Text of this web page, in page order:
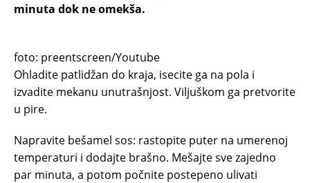
minuta dok ne omekša.
foto: preentscreen/Youtube
Ohladite patlidžan do kraja, isecite ga na pola i
izvadite mekanu unutrašnjost. Viljuškom ga pretvorite
u pire.
Napravite bešamel sos: rastopite puter na umerenoj
temperaturi i dodajte brašno. Mešajte sve zajedno
par minuta, a potom počnite postepeno ulivati